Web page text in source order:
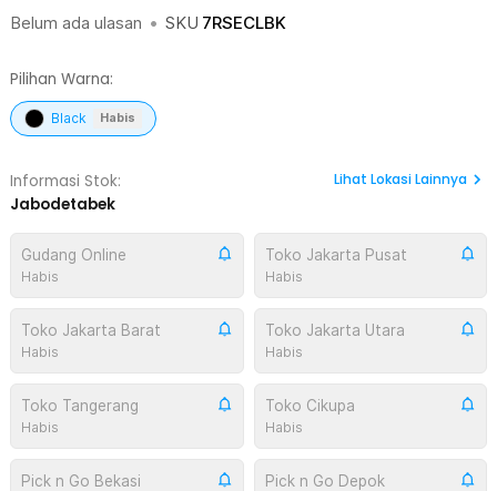
Belum ada ulasan • SKU 7RSECLBK
Pilihan Warna:
Black Habis
Informasi Stok:
Jabodetabek
Lihat Lokasi Lainnya
Gudang Online
Habis
Toko Jakarta Pusat
Habis
Toko Jakarta Barat
Habis
Toko Jakarta Utara
Habis
Toko Tangerang
Habis
Toko Cikupa
Habis
Pick n Go Bekasi Pick n Go Depok